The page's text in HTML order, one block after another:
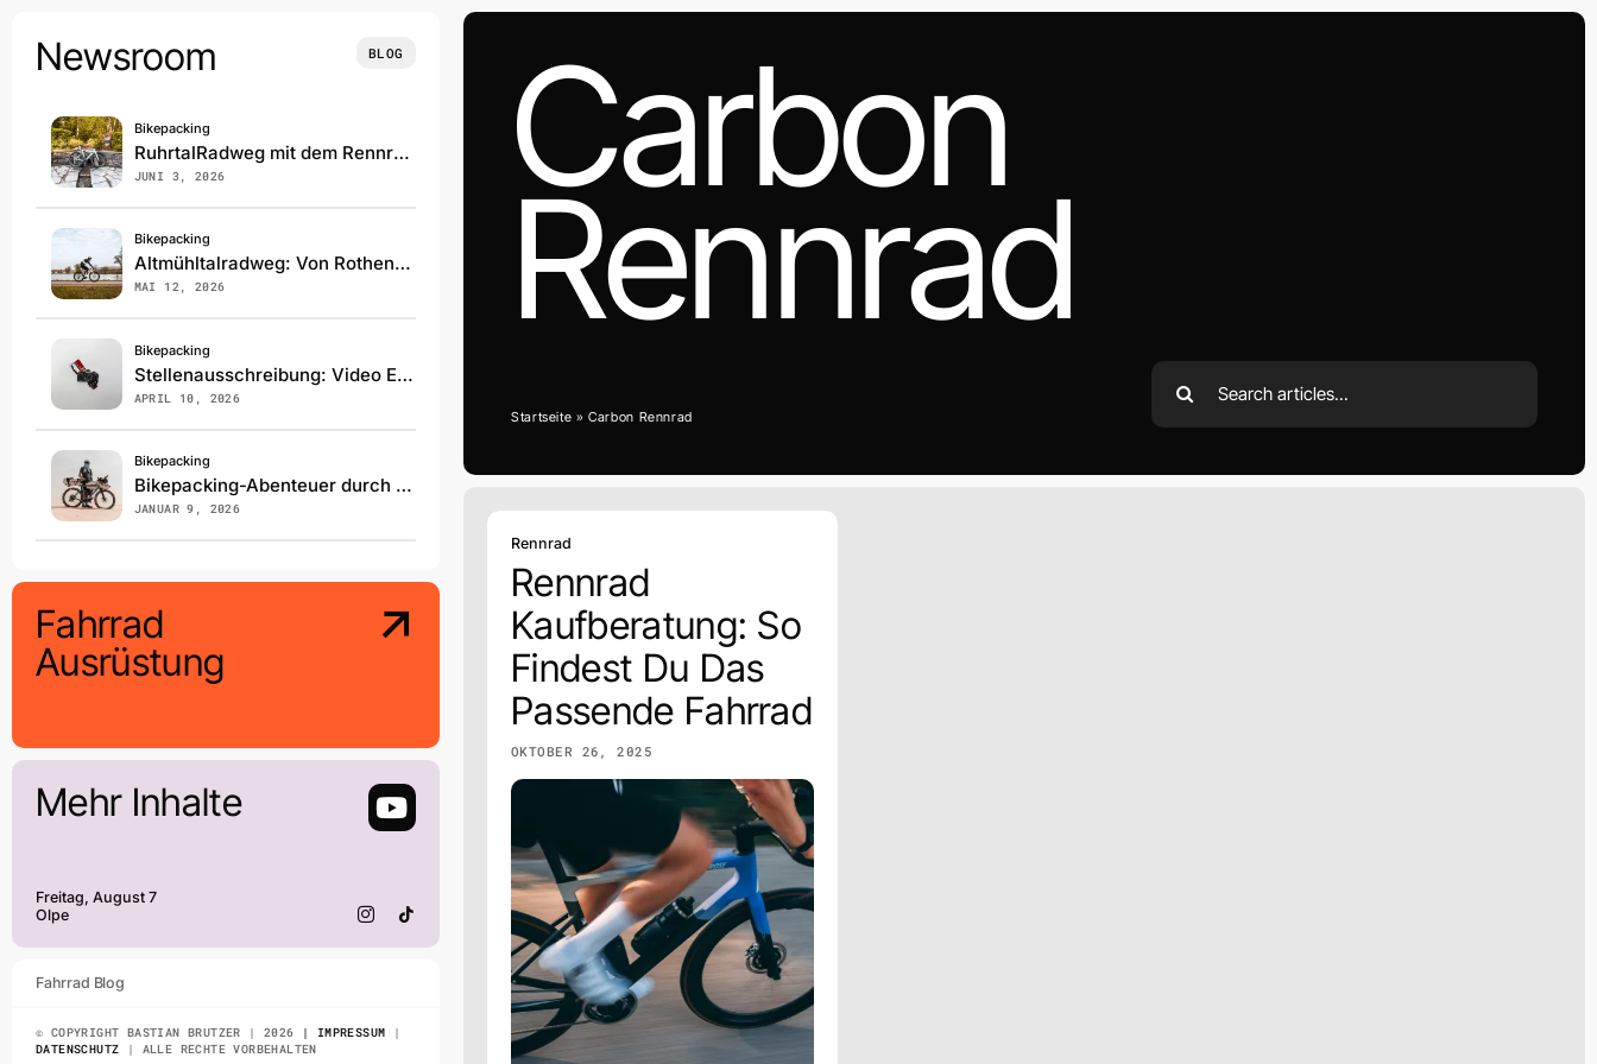
contentNewsroom BLOG
Bikepacking
RuhrtalRadweg mit dem Rennrad: 240km Überraschung pur!
JUNI 3, 2026
Bikepacking
Altmühltalradweg: Von Rothenburg bis Kelheim – Highlights & Tipps
MAI 12, 2026
Bikepacking
Stellenausschreibung: Video Editor / Cutter (m/w/d)
APRIL 10, 2026
Bikepacking
Bikepacking-Abenteuer durch die Sahara
JANUAR 9, 2026
Fahrrad
Ausrüstung
Mehr Inhalte
Freitag, August 7
Olpe
Fahrrad Blog
© COPYRIGHT BASTIAN BRUTZER | 2026 | IMPRESSUM |
DATENSCHUTZ | ALLE RECHTE VORBEHALTEN
Carbon
Rennrad
Startseite »Carbon Rennrad
Search
for:
Rennrad
Rennrad
Kaufberatung: So
Findest Du Das
Passende Fahrrad
OKTOBER 26, 2025